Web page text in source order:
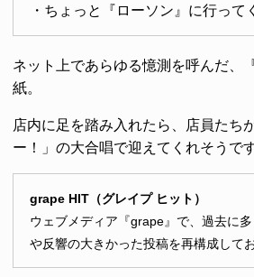
・ちょっと『ローソン』に行って
ネット上であらゆる憶測を呼んだ、
紙。
店内に足を踏み入れたら、店員たち
ー！」の大合唱で迎えてくれそうで
grape HIT（グレイプ ヒット）
ウェブメディア『grape』で、過去に
や反響の大きかった投稿を再構成して